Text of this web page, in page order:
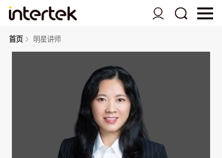
首页 明星讲师